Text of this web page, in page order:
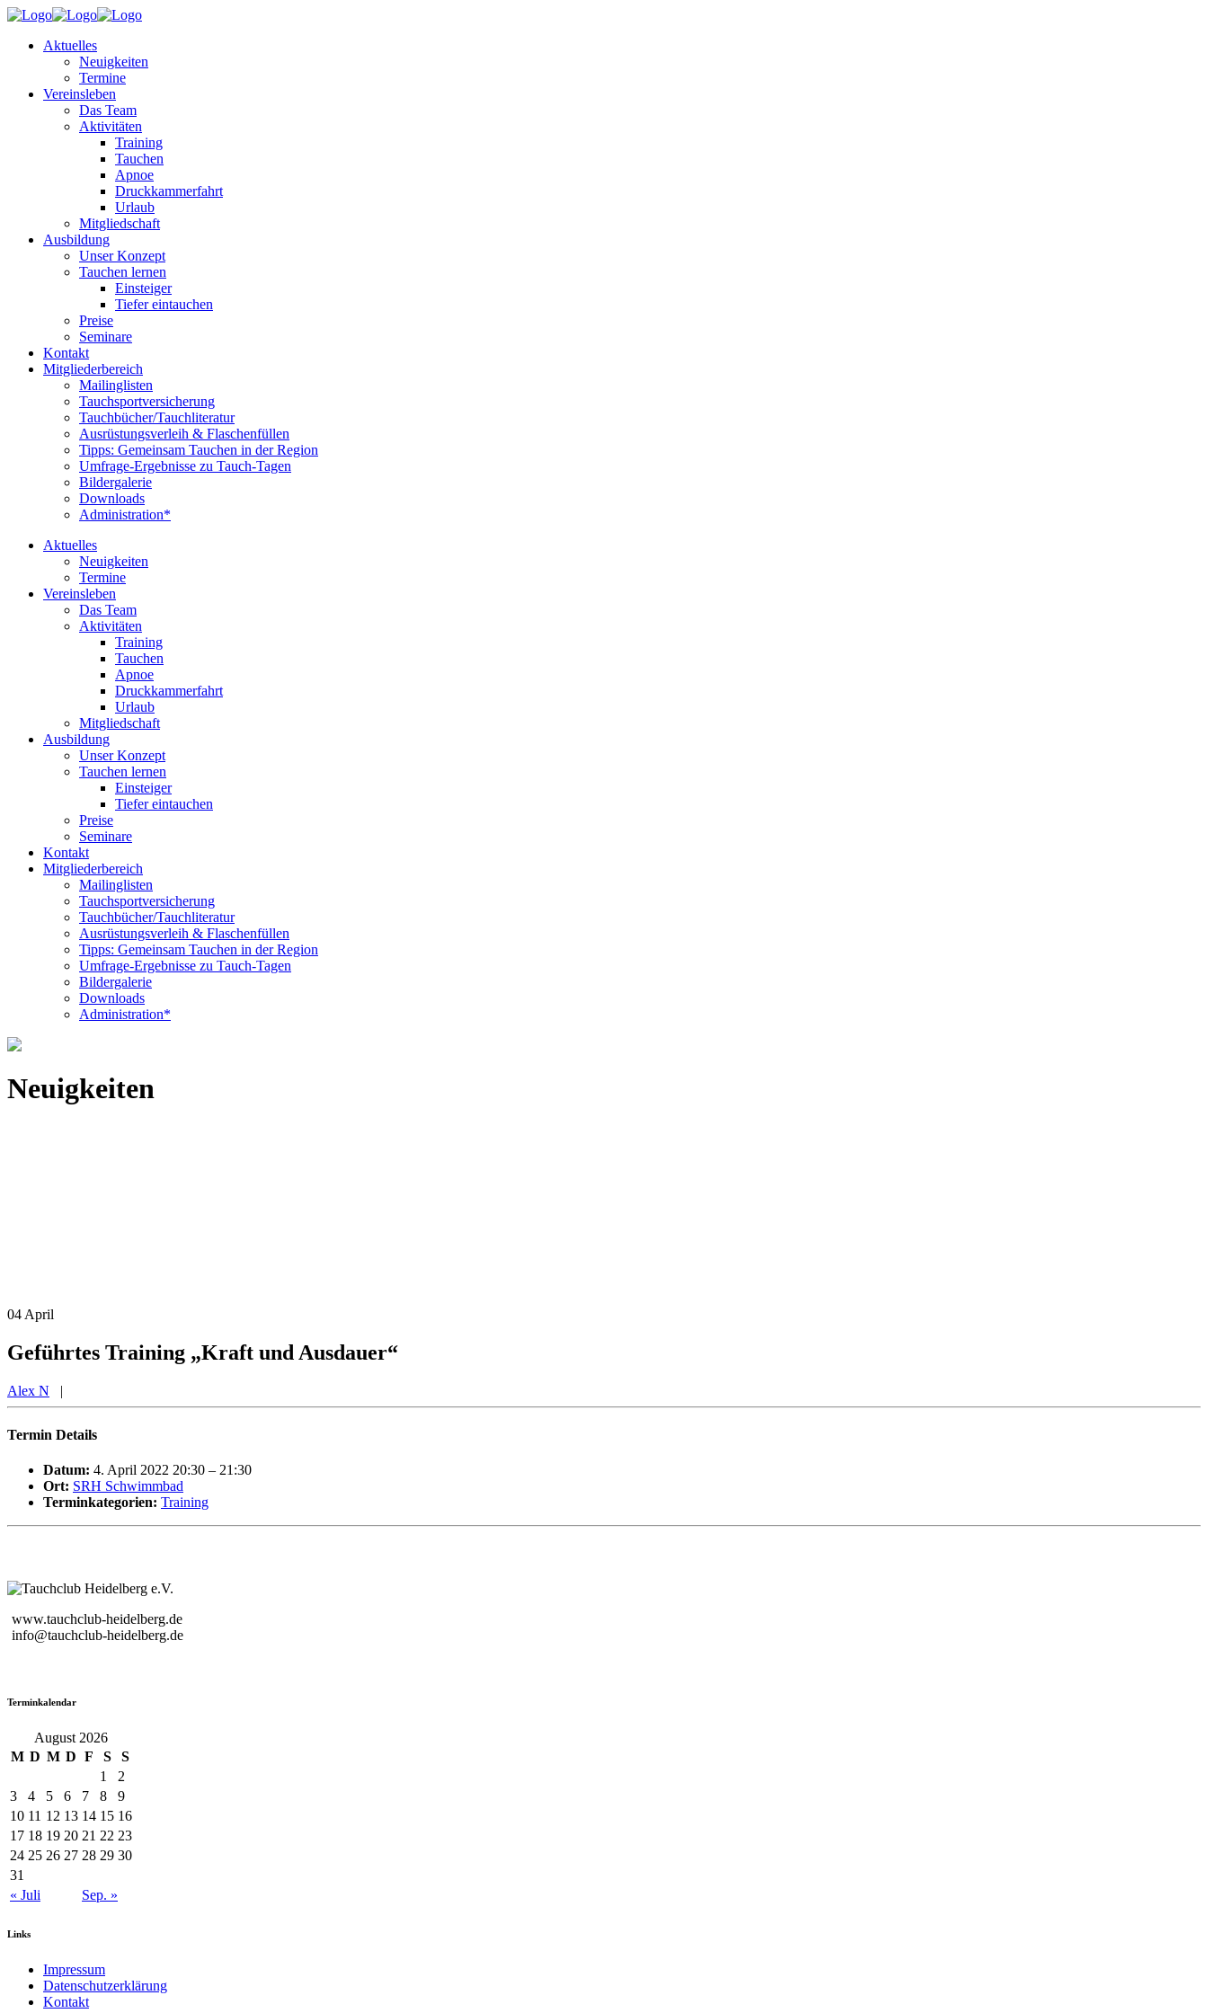
Aktuelles
Neuigkeiten
Termine
Vereinsleben
Das Team
Aktivitäten
Training
Tauchen
Apnoe
Druckkammerfahrt
Urlaub
Mitgliedschaft
Ausbildung
Unser Konzept
Tauchen lernen
Einsteiger
Tiefer eintauchen
Preise
Seminare
Kontakt
Mitgliederbereich
Mailinglisten
Tauchsportversicherung
Tauchbücher/Tauchliteratur
Ausrüstungsverleih & Flaschenfüllen
Tipps: Gemeinsam Tauchen in der Region
Umfrage-Ergebnisse zu Tauch-Tagen
Bildergalerie
Downloads
Administration*
Aktuelles
Neuigkeiten
Termine
Vereinsleben
Das Team
Aktivitäten
Training
Tauchen
Apnoe
Druckkammerfahrt
Urlaub
Mitgliedschaft
Ausbildung
Unser Konzept
Tauchen lernen
Einsteiger
Tiefer eintauchen
Preise
Seminare
Kontakt
Mitgliederbereich
Mailinglisten
Tauchsportversicherung
Tauchbücher/Tauchliteratur
Ausrüstungsverleih & Flaschenfüllen
Tipps: Gemeinsam Tauchen in der Region
Umfrage-Ergebnisse zu Tauch-Tagen
Bildergalerie
Downloads
Administration*
Neuigkeiten
04 April
Geführtes Training „Kraft und Ausdauer“
Alex N |
Termin Details
Datum: 4. April 2022 20:30 – 21:30
Ort: SRH Schwimmbad
Terminkategorien: Training
www.tauchclub-heidelberg.de
info@tauchclub-heidelberg.de
Terminkalendar
August 2026
M D M D F S
S
1
2
3
4 5 6 7 8
9
10 11 12 13 14 15 16
17 18 19 20 21 22 23
24 25 26 27 28 29 30
31
« Juli
Sep. »
Links
Impressum
Datenschutzerklärung
Kontakt